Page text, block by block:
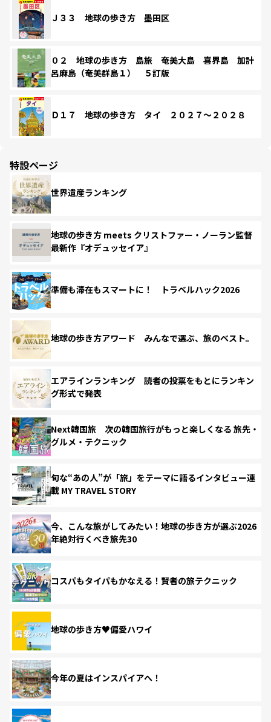
Ｊ３３ 地球の歩き方 墨田区
０２ 地球の歩き方 島旅 奄美大島 喜界島 加計
呂麻島（奄美群島１） ５訂版
Ｄ１７ 地球の歩き方 タイ ２０２７～２０２８
特設ページ
世界遺産ランキング
地球の歩き方 meets クリストファー・ノーラン監督
最新作『オデュッセイア』
準備も滞在もスマートに！ トラベルハック2026
地球の歩き方アワード みんなで選ぶ、旅のベスト。
エアラインランキング 読者の投票をもとにランキン
グ形式で発表
Next韓国旅 次の韓国旅行がもっと楽しくなる 旅先・
グルメ・テクニック
旬な“あの人”が「旅」をテーマに語るインタビュー連
載 MY TRAVEL STORY
今、こんな旅がしてみたい！地球の歩き方が選ぶ2026
年絶対行くべき旅先30
コスパもタイパもかなえる！賢者の旅テクニック
地球の歩き方♥偏愛ハワイ
今年の夏はインスパイアへ！